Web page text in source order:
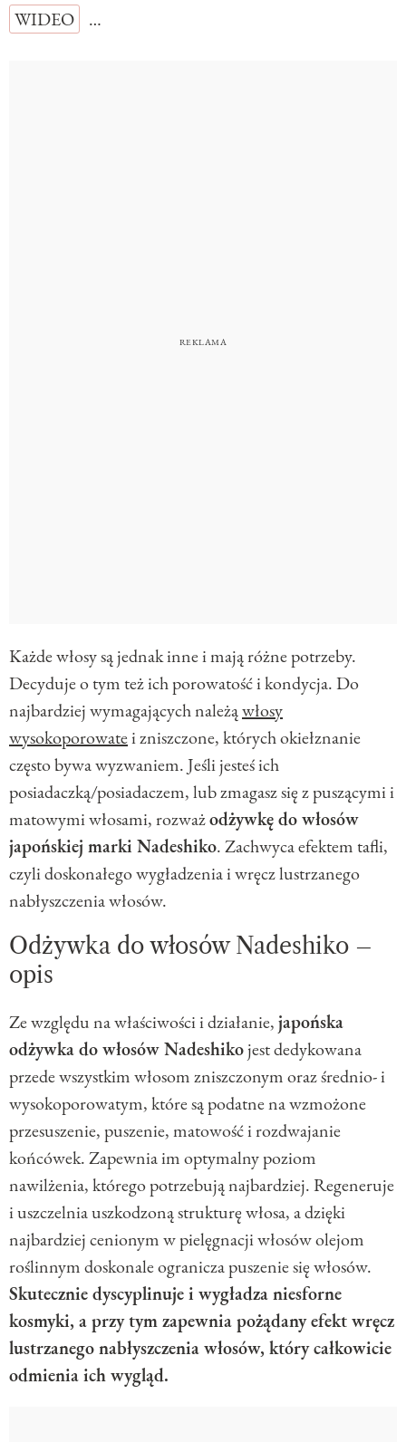
WIDEO
…
Każde włosy są jednak inne i mają różne potrzeby.
Decyduje o tym też ich porowatość i kondycja. Do
najbardziej wymagających należąwłosy
wysokoporowatei zniszczone, których okiełznanie
często bywa wyzwaniem. Jeśli jesteś ich
posiadaczką/posiadaczem, lub zmagasz się z puszącymi i
matowymi włosami, rozważodżywkę do włosów
japońskiej marki Nadeshiko. Zachwyca efektem tafli,
czyli doskonałego wygładzenia i wręcz lustrzanego
nabłyszczenia włosów.
Odżywka do włosów Nadeshiko –
opis
Ze względu na właściwości i działanie,japońska
odżywka do włosów Nadeshikojest dedykowana
przede wszystkim włosom zniszczonym oraz średnio- i
wysokoporowatym, które są podatne na wzmożone
przesuszenie, puszenie, matowość i rozdwajanie
końcówek. Zapewnia im optymalny poziom
nawilżenia, którego potrzebują najbardziej. Regeneruje
i uszczelnia uszkodzoną strukturę włosa, a dzięki
najbardziej cenionym w pielęgnacji włosów olejom
roślinnym doskonale ogranicza puszenie się włosów.
Skutecznie dyscyplinuje i wygładza niesforne
kosmyki, a przy tym zapewnia pożądany efekt wręcz
lustrzanego nabłyszczenia włosów, który całkowicie
odmienia ich wygląd.